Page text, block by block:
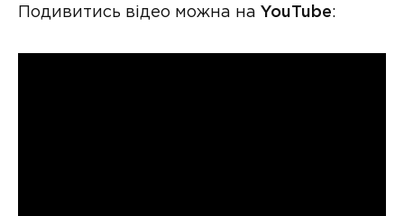
Подивитись відео можна на YouTube: